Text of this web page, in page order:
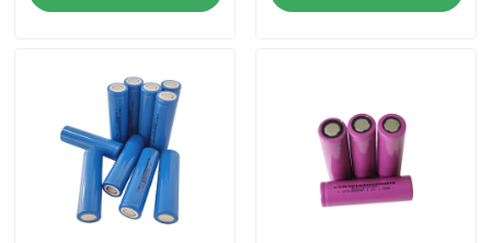
Show de RV
Quem Somos